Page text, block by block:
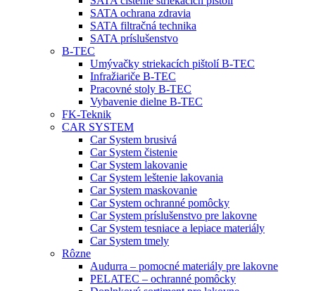
SATA ochrana zdravia
SATA filtračná technika
SATA príslušenstvo
B-TEC
Umývačky striekacích pištolí B-TEC
Infražiariče B-TEC
Pracovné stoly B-TEC
Vybavenie dielne B-TEC
FK-Teknik
CAR SYSTEM
Car System brusivá
Car System čistenie
Car System lakovanie
Car System leštenie lakovania
Car System maskovanie
Car System ochranné pomôcky
Car System príslušenstvo pre lakovne
Car System tesniace a lepiace materiály
Car System tmely
Rôzne
Audurra – pomocné materiály pre lakovne
PELATEC – ochranné pomôcky